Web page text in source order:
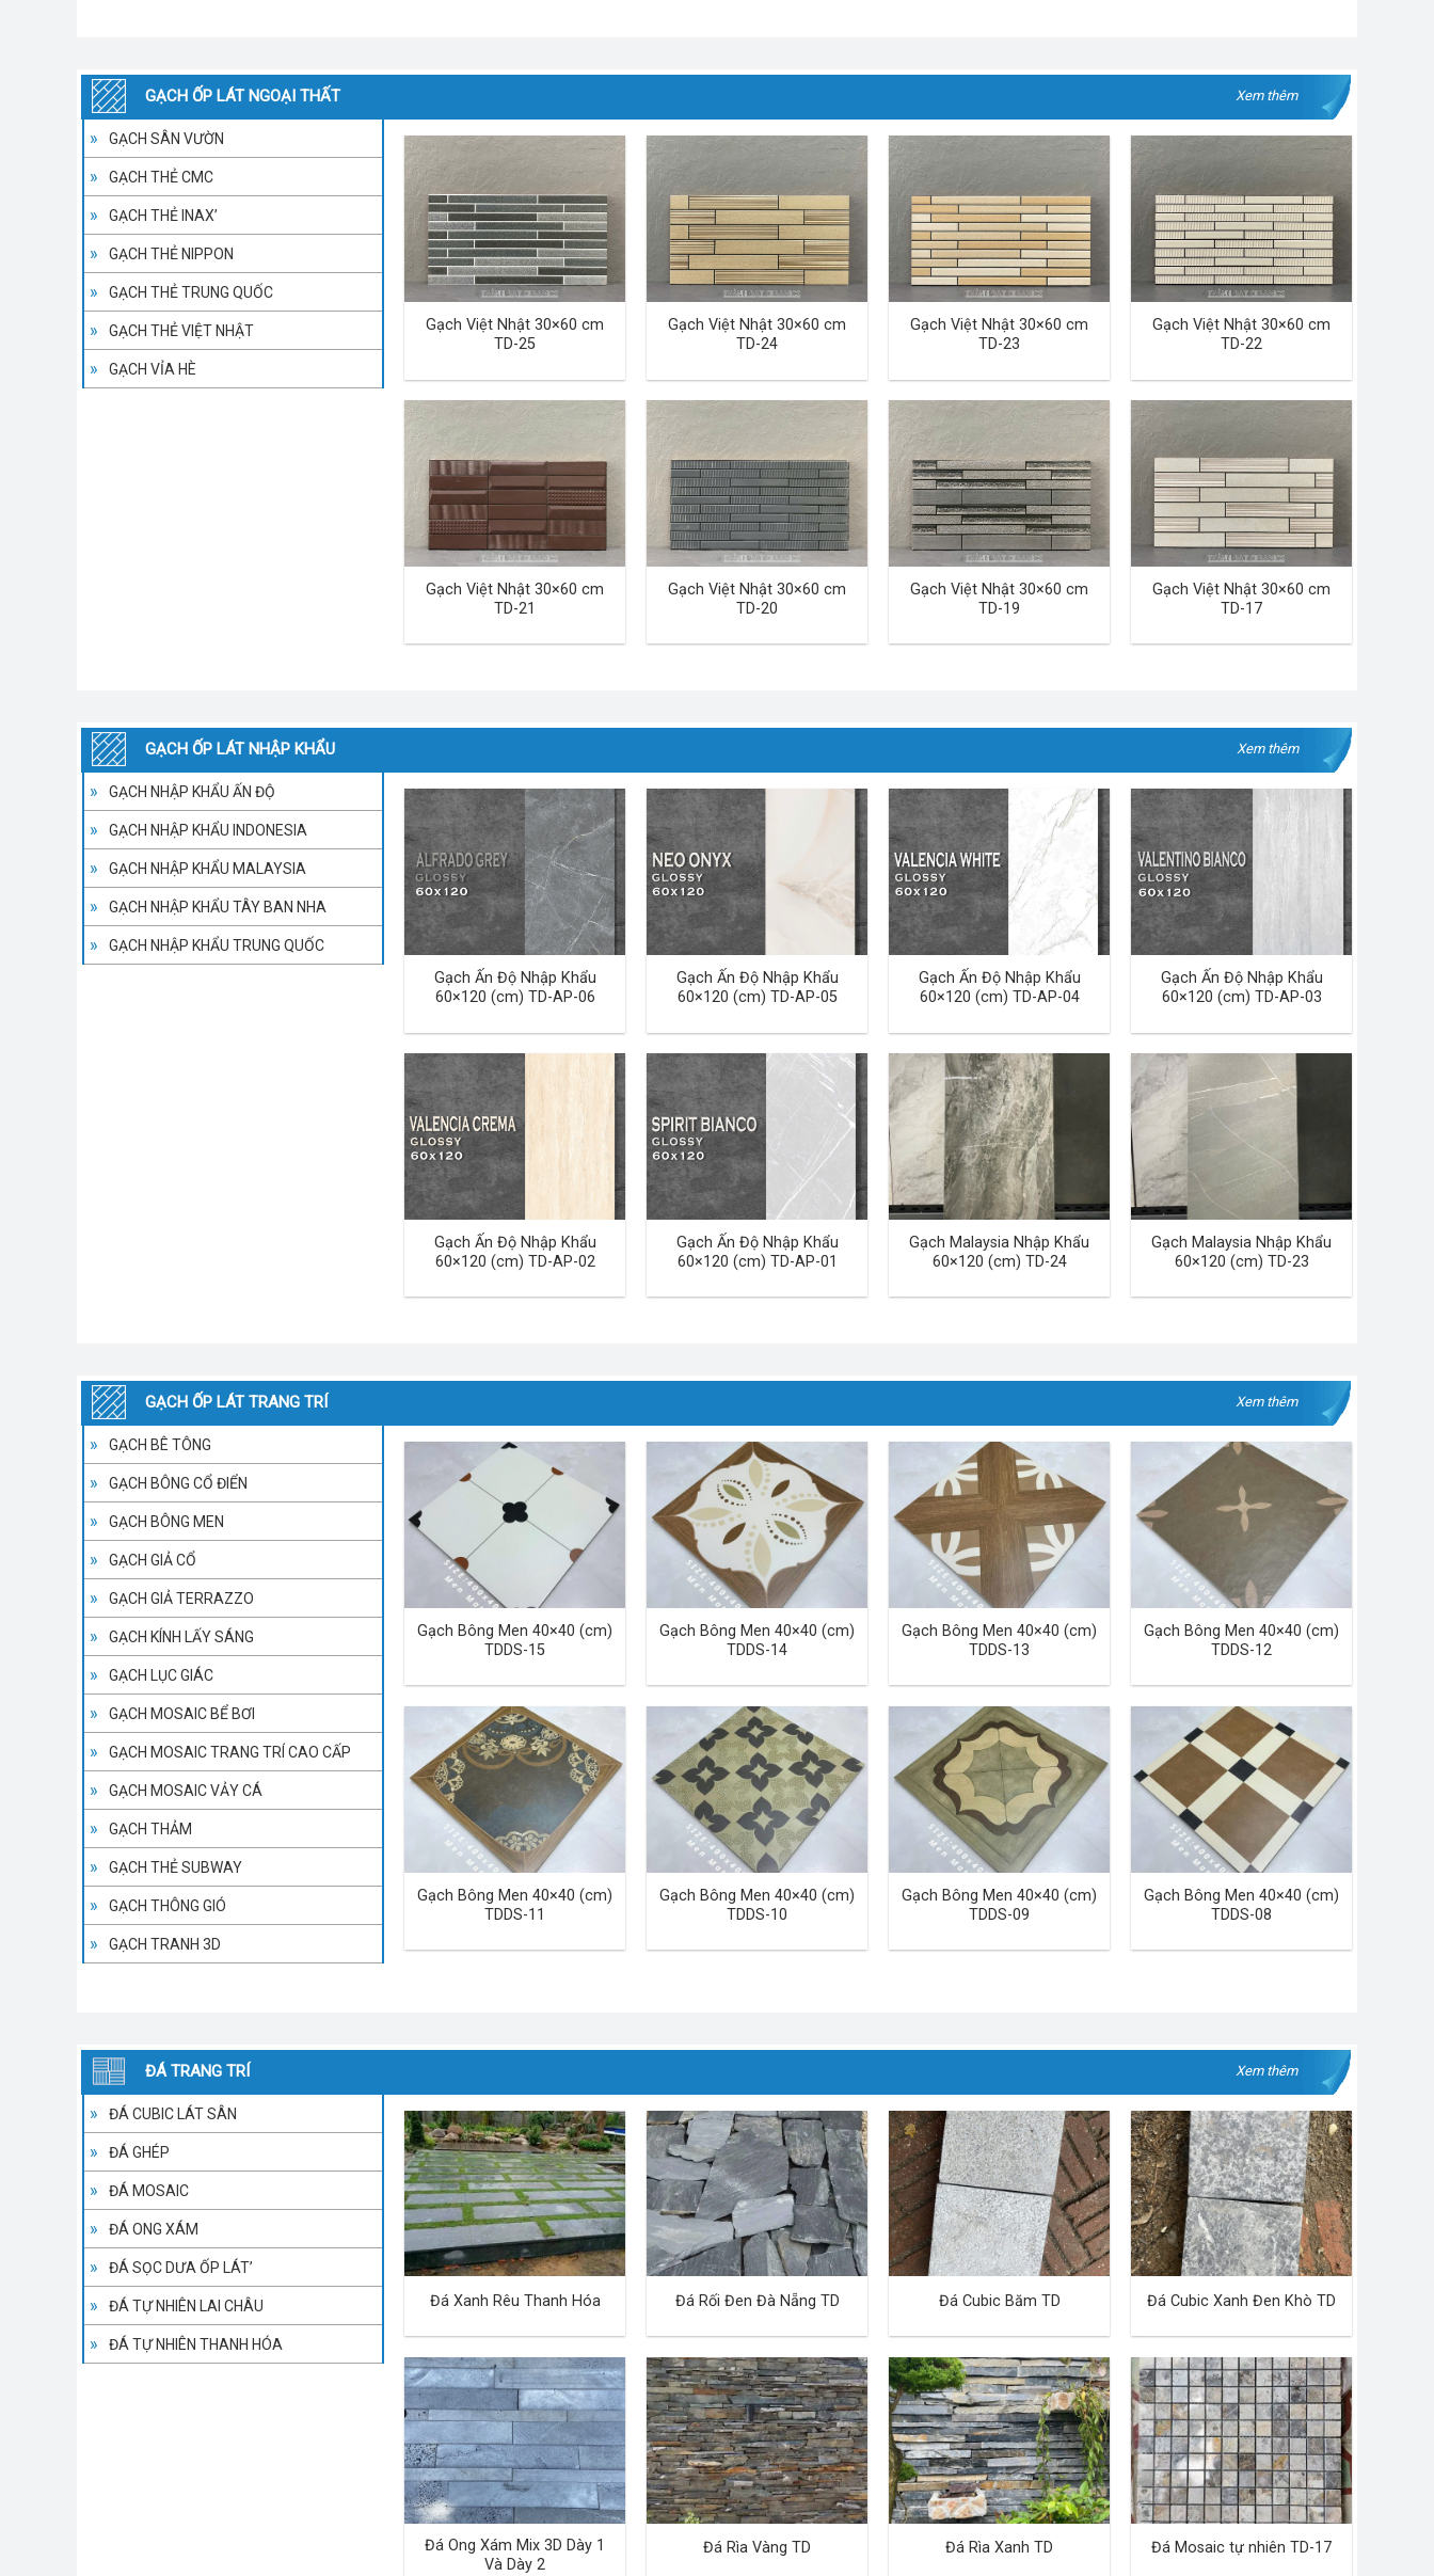
GẠCH ỐP LÁT NGOẠI THẤT Xem thêm
GẠCH SÂN VƯỜN
GẠCH THẺ CMC
GẠCH THẺ INAX’
GẠCH THẺ NIPPON
GẠCH THẺ TRUNG QUỐC
GẠCH THẺ VIỆT NHẬT
GẠCH VỈA HÈ
Gạch Việt Nhật 30×60 cm
TD-25
Gạch Việt Nhật 30×60 cm
TD-24
Gạch Việt Nhật 30×60 cm
TD-23
Gạch Việt Nhật 30×60 cm
TD-22
Gạch Việt Nhật 30×60 cm
TD-21
Gạch Việt Nhật 30×60 cm
TD-20
Gạch Việt Nhật 30×60 cm
TD-19
Gạch Việt Nhật 30×60 cm
TD-17
GẠCH ỐP LÁT NHẬP KHẨU Xem thêm
GẠCH NHẬP KHẨU ẤN ĐỘ
GẠCH NHẬP KHẨU INDONESIA
GẠCH NHẬP KHẨU MALAYSIA
GẠCH NHẬP KHẨU TÂY BAN NHA
GẠCH NHẬP KHẨU TRUNG QUỐC
Gạch Ấn Độ Nhập Khẩu
60×120 (cm) TD-AP-06
Gạch Ấn Độ Nhập Khẩu
60×120 (cm) TD-AP-05
Gạch Ấn Độ Nhập Khẩu
60×120 (cm) TD-AP-04
Gạch Ấn Độ Nhập Khẩu
60×120 (cm) TD-AP-03
Gạch Ấn Độ Nhập Khẩu
60×120 (cm) TD-AP-02
Gạch Ấn Độ Nhập Khẩu
60×120 (cm) TD-AP-01
Gạch Malaysia Nhập Khẩu
60×120 (cm) TD-24
Gạch Malaysia Nhập Khẩu
60×120 (cm) TD-23
GẠCH ỐP LÁT TRANG TRÍ Xem thêm
GẠCH BÊ TÔNG
GẠCH BÔNG CỔ ĐIỂN
GẠCH BÔNG MEN
GẠCH GIẢ CỔ
GẠCH GIẢ TERRAZZO
GẠCH KÍNH LẤY SÁNG
GẠCH LỤC GIÁC
GẠCH MOSAIC BỂ BƠI
GẠCH MOSAIC TRANG TRÍ CAO CẤP
GẠCH MOSAIC VẢY CÁ
GẠCH THẢM
GẠCH THẺ SUBWAY
GẠCH THÔNG GIÓ
GẠCH TRANH 3D
Gạch Bông Men 40×40 (cm)
TDDS-15
Gạch Bông Men 40×40 (cm)
TDDS-14
Gạch Bông Men 40×40 (cm)
TDDS-13
Gạch Bông Men 40×40 (cm)
TDDS-12
Gạch Bông Men 40×40 (cm)
TDDS-11
Gạch Bông Men 40×40 (cm)
TDDS-10
Gạch Bông Men 40×40 (cm)
TDDS-09
Gạch Bông Men 40×40 (cm)
TDDS-08
ĐÁ TRANG TRÍ Xem thêm
ĐÁ CUBIC LÁT SÂN
ĐÁ GHÉP
ĐÁ MOSAIC
ĐÁ ONG XÁM
ĐÁ SỌC DƯA ỐP LÁT’
ĐÁ TỰ NHIÊN LAI CHÂU
ĐÁ TỰ NHIÊN THANH HÓA
Đá Xanh Rêu Thanh Hóa Đá Rối Đen Đà Nẵng TD Đá Cubic Băm TD Đá Cubic Xanh Đen Khò TD
Đá Ong Xám Mix 3D Dày 1
Và Dày 2
Đá Rìa Vàng TD Đá Rìa Xanh TD Đá Mosaic tự nhiên TD-17